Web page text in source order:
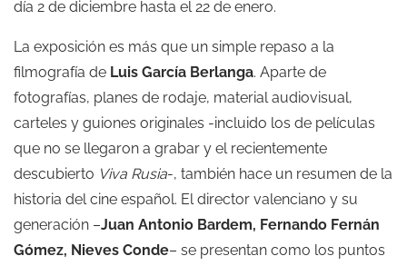
día 2 de diciembre hasta el 22 de enero.
La exposición es más que un simple repaso a la
filmografía de Luis García Berlanga. Aparte de
fotografías, planes de rodaje, material audiovisual,
carteles y guiones originales -incluido los de películas
que no se llegaron a grabar y el recientemente
descubierto Viva Rusia-, también hace un resumen de la
historia del cine español. El director valenciano y su
generación –Juan Antonio Bardem, Fernando Fernán
Gómez, Nieves Conde– se presentan como los puntos